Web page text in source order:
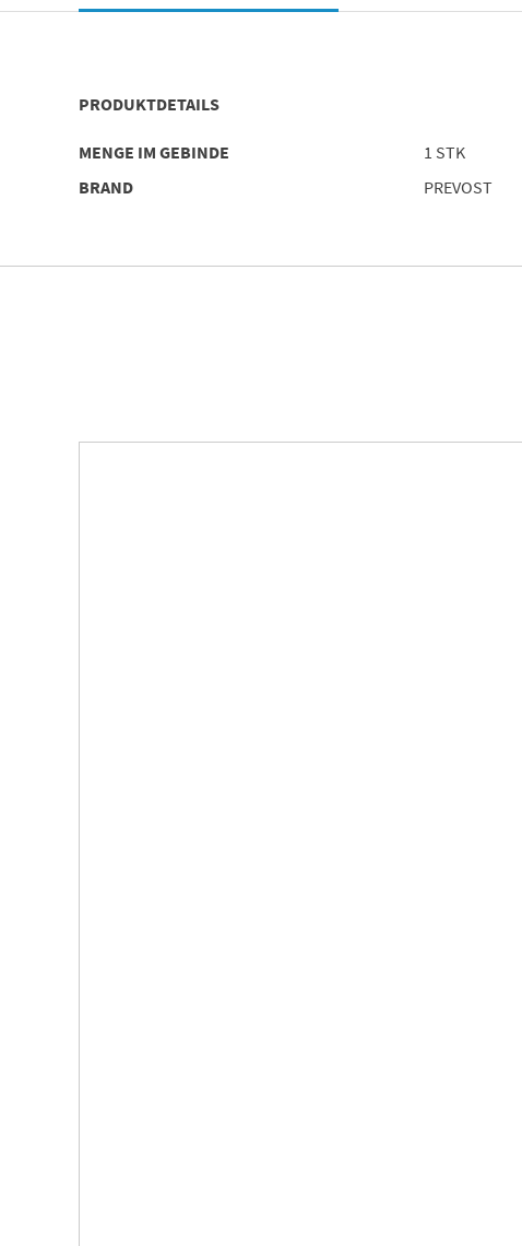
PRODUKTDETAILS
MENGE IM GEBINDE
1 STK
BRAND
PREVOST